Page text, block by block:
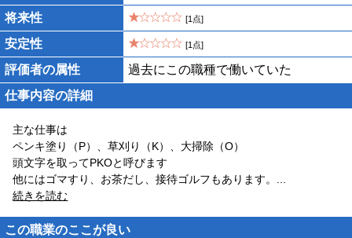
将来性 [1点]
安定性 [1点]
評価者の属性
過去にこの職種で働いていた
仕事内容の詳細
主な仕事は
ペンキ塗り（P）、草刈り（K）、大掃除（O）
頭文字を取ってPKOと呼びます
他にはゴマすり、お茶だし、接待ゴルフもあります。 ...
続きを読む
この職業のここが良い